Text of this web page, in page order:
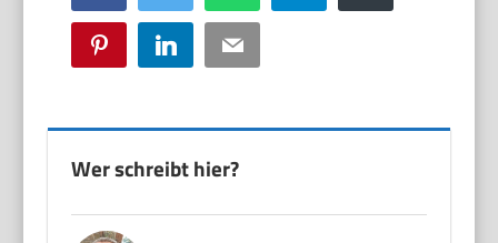
Pinterest LinkedIn Email
Wer schreibt hier?